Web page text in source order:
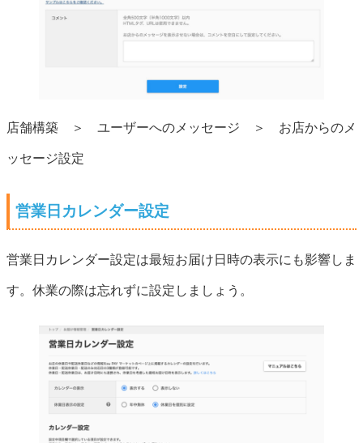
店舗構築 ＞ ユーザーへのメッセージ ＞ お店からのメ
ッセージ設定
営業日カレンダー設定
営業日カレンダー設定は最短お届け日時の表示にも影響しま
す。休業の際は忘れずに設定しましょう。